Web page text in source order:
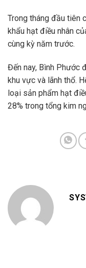
Trong tháng đầu tiên
khẩu hạt điều nhân
cùng kỳ năm trước.
Đến nay, Bình Phước
khu vực và lãnh thổ.
loại sản phẩm hạt
28% trong tổng kim